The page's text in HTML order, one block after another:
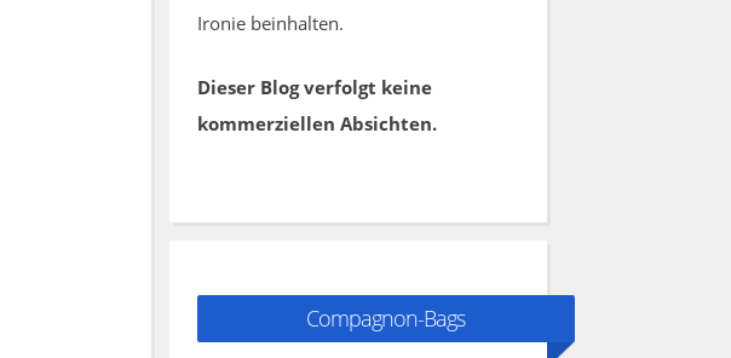
Ironie beinhalten.
Dieser Blog verfolgt keine
kommerziellen Absichten.
Compagnon-Bags